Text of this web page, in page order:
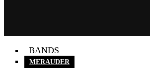
BANDS
MERAUDER